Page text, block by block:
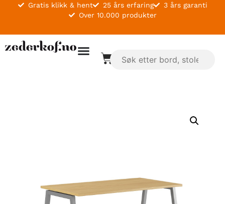
Gratis klikk & hent 25 års erfaring
3 års garanti
Over 10.000 produkter